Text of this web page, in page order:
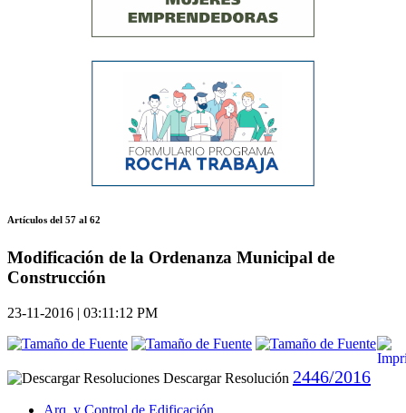
Artículos del 57 al 62
Modificación de la Ordenanza Municipal de
Construcción
23-11-2016 | 03:11:12 PM
Descargar Resolución 2446/2016
Arq. y Control de Edificación